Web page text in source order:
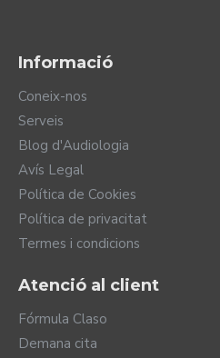
Informació
Coneix-nos
Serveis
Blog d'Audiologia
Avís Legal
Política de Cookies
Política de privacitat
Termes i condicions
Atenció al client
Fórmula Claso
Demana cita